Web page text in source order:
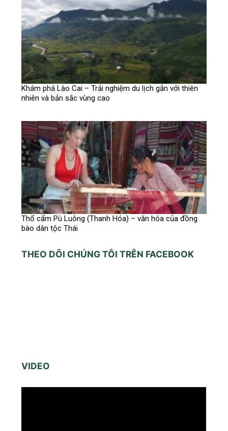
Khám phá Lào Cai – Trải nghiệm du lịch gắn với thiên
nhiên và bản sắc vùng cao
Thổ cẩm Pù Luông (Thanh Hóa) – văn hóa của đồng
bào dân tộc Thái
THEO DÕI CHÚNG TÔI TRÊN FACEBOOK
VIDEO